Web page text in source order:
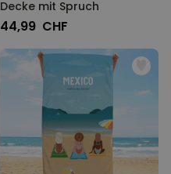
Decke mit Spruch
44,99 CHF